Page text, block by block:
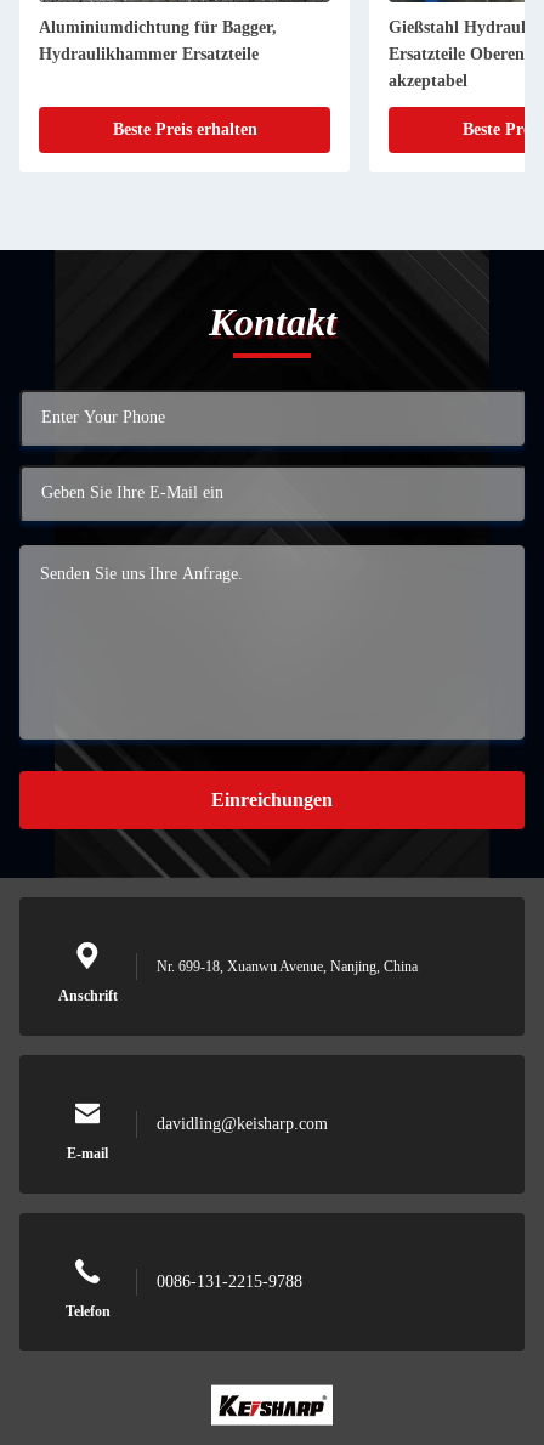
Aluminiumdichtung für Bagger,
Hydraulikhammer Ersatzteile
Beste Preis erhalten
Gießstahl
Ersatzteile Oberen
akzeptabel
Beste
Kontakt
Einreichungen
Anschrift
Nr. 699-18, Xuanwu Avenue, Nanjing, China
E-mail
davidling@keisharp.com
Telefon
0086-131-2215-9788